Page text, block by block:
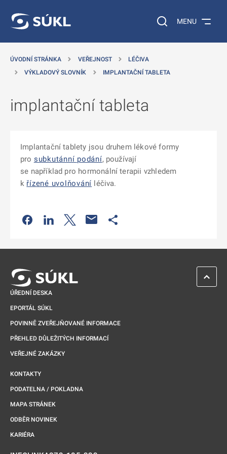
Vyhledávání na
MENU
ÚVODNÍ STRÁNKA VEŘEJNOST
LÉČIVA
VÝKLADOVÝ SLOVNÍK
IMPLANTAČNÍ TABLETA
implantační tableta
Implantační tablety jsou druhem lékové formy
pro subkutánní podání, používají
se například pro hormonální terapii vzhledem
k řízené uvolňování léčiva.
Odkaz se otevře na nové kartě
Odkaz se otevře na nové kartě
Odkaz se otevře na nové kartě
ÚŘEDNÍ DESKA
EPORTÁL SÚKL
POVINNĚ ZVEŘEJŇOVANÉ INFORMACE
PŘEHLED DŮLEŽITÝCH INFORMACÍ
VEŘEJNÉ ZAKÁZKY
KONTAKTY
PODATELNA / POKLADNA
MAPA STRÁNEK
ODBĚR NOVINEK
KARIÉRA
ZPĚT